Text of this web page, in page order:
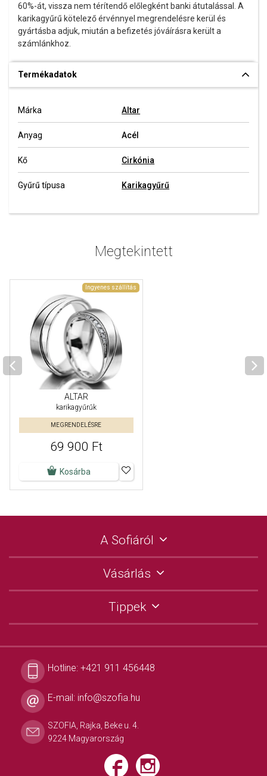
60%-át, vissza nem térítendő előlegként banki átutalással. A
karikagyűrű kötelező érvénnyel megrendelésre kerül és
gyártásba adjuk, miután a befizetés jóváírásra került a
számlánkhoz.
Termékadatok
Márka Altar
Anyag Acél
Kő Cirkónia
Gyűrű típusa Karikagyűrű
Megtekintett
Ingyenes szállítás
ALTAR
karikagyűrűk
MEGRENDELÉSRE
69 900 Ft
Kosárba
A Sofiáról
Vásárlás
Tippek
Hotline: +421 911 456448
E-mail: info@szofia.hu
SZOFIA, Rajka, Beke u. 4.
9224 Magyarország